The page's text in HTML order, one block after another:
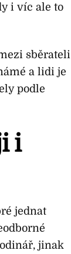
i víc ale to
sběrateli
a lidi je
podle
i
jednat
jinak